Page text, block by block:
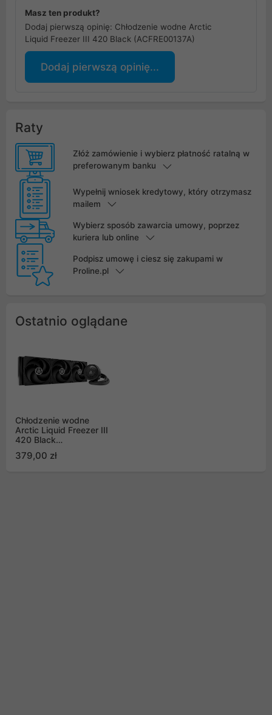
Masz ten produkt?
Dodaj pierwszą opinię: Chłodzenie wodne Arctic
Liquid Freezer III 420 Black (ACFRE00137A)
Dodaj pierwszą opinię...
Raty
Złóż zamówienie i wybierz płatność ratalną w
preferowanym banku
Wypełnij wniosek kredytowy, który otrzymasz
mailem
Wybierz sposób zawarcia umowy, poprzez
kuriera lub online
Podpisz umowę i ciesz się zakupami w
Proline.pl
Ostatnio oglądane
Chłodzenie wodne
Arctic Liquid Freezer III
420 Black
379,00 zł